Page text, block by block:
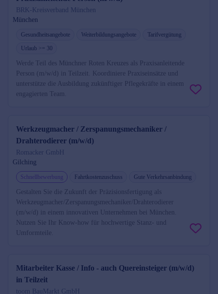
BRK-Kreisverband München
München
Gesundheitsangebote Weiterbildungsangebote
Tarifvergütung
Urlaub >= 30
Werde Teil des Münchner Roten Kreuzes als Praxisanleitende
Person (m/w/d) in Teilzeit. Koordiniere Praxiseinsätze und
unterstütze die Ausbildung zukünftiger Pflegekräfte in einem
engagierten Team.
Werkzeugmacher / Zerspanungsmechaniker /
Drahterodierer (m/w/d)
Romacker GmbH
Gilching
Schnellbewerbung Fahrtkostenzuschuss Gute Verkehrsanbindung
Gestalten Sie die Zukunft der Präzisionsfertigung als
Werkzeugmacher/Zerspanungsmechaniker/Drahterodierer
(m/w/d) in einem innovativen Unternehmen bei München.
Nutzen Sie Ihr Know-how für hochwertige Stanz- und
Umformteile.
Mitarbeiter Kasse / Info - auch Quereinsteiger (m/w/d)
in Teilzeit
toom BauMarkt GmbH